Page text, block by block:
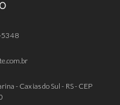
5348
- Caxias do Sul - RS - CEP